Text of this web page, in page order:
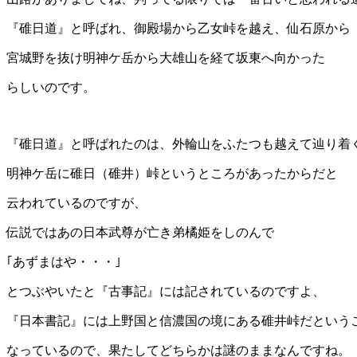
『碓日道』と呼ばれ、御殿場から乙女峠を越え、仙石原から
宮城野を抜け明神ケ岳から大雄山を経て坂東へ向かった
らしいのです。
『碓日道』と呼ばれたのは、外輪山をふたつも越えて辿り着
明神ケ岳に碓日（碓井）峠というところがあったからだと
云われているのですが、
伝説ではあの日本武尊が亡き弟橘姫をしのんで
｢あずまはや・・・｣
とつぶやいたと『古事記』には記されているのですよ、
『日本書記』には上野国と信濃国の境にある碓井峠だという
なっているので、果たしてどちらかは謎のままなんですね。